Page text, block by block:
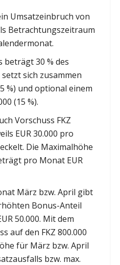
Umsatzeinbruch von
Betrachtungszeitraum
beträgt 30 % des
sich zusammen
%) und optional einem
(15 %).
Vorschuss FKZ
EUR 30.000 pro
Die Maximalhöhe
pro Monat EUR
März bzw. April gibt
Bonus-Anteil
50.000. Mit dem
auf den FKZ 800.000
für März bzw. April
bzw. max.